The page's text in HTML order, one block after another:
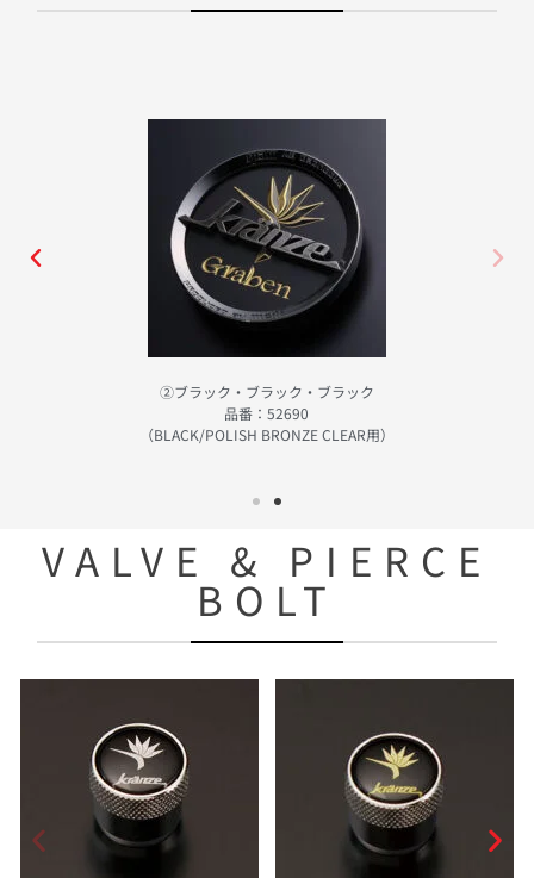
②ブラック・ブラック・ブラック
品番：52690
（BLACK/POLISH BRONZE CLEAR用）
VALVE & PIERCE
BOLT